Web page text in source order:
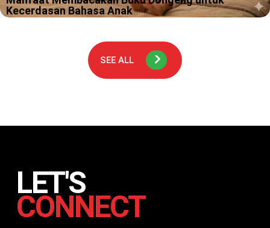
Sesuai Tonggak Usianya
peluk kamu? Tenang, itu bukan “mode error”, itu tanda otaknya…
Manfaat Membacakan Buku Dongeng untuk
Kecerdasan Bahasa Anak
Malam itu, seorang ibu duduk di pinggir tempat tidur anaknya
yang berusia 4 tahun. Dengan suara pelan dan penuh ekspresi,
dia membacakan cerita tentang kelinci kecil yang berani. Si